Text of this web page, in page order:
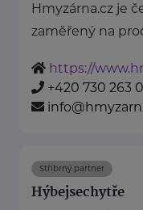
Hmyzárna.cz je
zaměřený na
https://
+420 730 263
Stříbrný partner
Hýbejsechytře